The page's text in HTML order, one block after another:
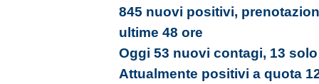
845 nuovi positivi,
ultime 48 ore
Oggi 53 nuovi contagi, 13
Attualmente positivi a quota